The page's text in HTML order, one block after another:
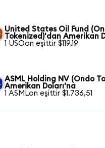
United States Oil Fund
Tokenized)'dan Amerikan
1 USOon eşittir $119,19
ASML Holding NV (Ondo
Amerikan Doları'na
1 ASMLon eşittir $1.736,51